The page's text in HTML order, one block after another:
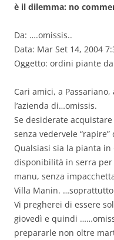
è il dilemma: no
Da: ….omissis..
Data: Mar Set 14, 2004
Oggetto: ordini piante
Cari amici, a
l’azienda di…omissis.
Se desiderate
senza vedervele
Qualsiasi sia la pianta
disponibilità in serra per
manu, senza
Villa Manin.
Vi pregherei di essere
giovedì e quindi
prepararle non oltre